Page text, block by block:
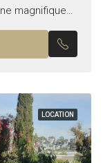
magnifique
un...
LOCATION